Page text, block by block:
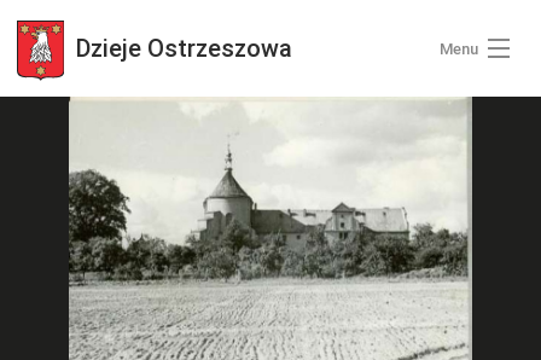
Dzieje Ostrzeszowa Menu
Kategorie zdjęć
Zaloguj się
+ Dodaj zdjęcia